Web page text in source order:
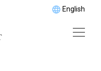
English